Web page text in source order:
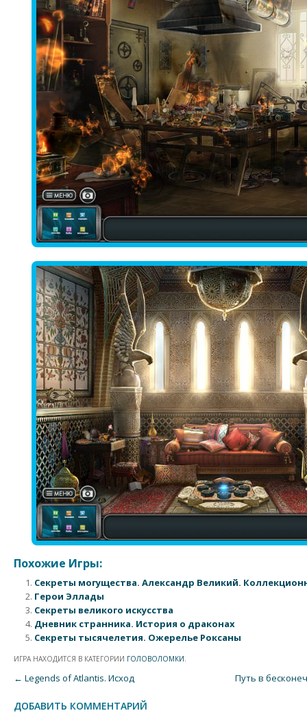
Похожие Игры:
Секреты могущества. Александр Великий.
Герои Эллады
Секреты великого искусства
Дневник странника. История о драконах
Секреты тысячелетия. Ожерелье Роксаны
ИГРА НАХОДИТСЯ В КАТЕГОРИИ ГОЛОВОЛОМКИ.
Post navigation
← Legends of Atlantis. Исход Путь в
ДОБАВИТЬ КОММЕНТАРИЙ